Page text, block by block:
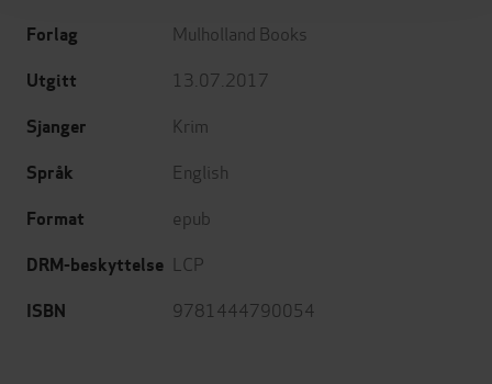
Forlag Mulholland Books
Utgitt 13.07.2017
Sjanger Krim
Språk English
Format epub
DRM-beskyttelse LCP
ISBN 9781444790054